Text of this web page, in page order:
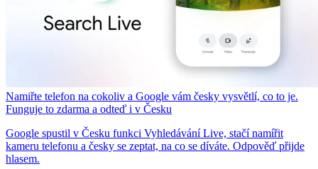
Namiřte telefon na cokoliv a Google vám česky vysvětlí, co to je.
Funguje to zdarma a odteď i v Česku
Google spustil v Česku funkci Vyhledávání Live, stačí namířit
kameru telefonu a česky se zeptat, na co se díváte. Odpověď přijde
hlasem.